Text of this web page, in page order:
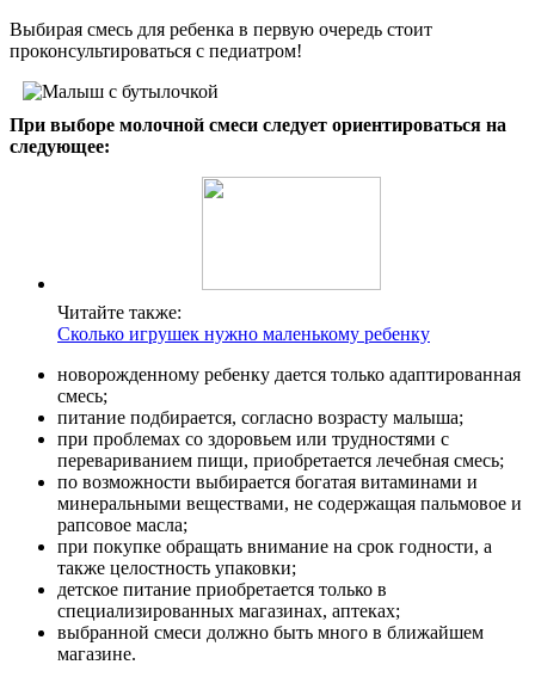
Выбирая смесь для ребенка в первую очередь стоит
проконсультироваться с педиатром!
При выборе молочной смеси следует ориентироваться на
следующее:
Читайте также:
Сколько игрушек нужно маленькому ребенку
новорожденному ребенку дается только адаптированная
смесь;
питание подбирается, согласно возрасту малыша;
при проблемах со здоровьем или трудностями с
перевариванием пищи, приобретается лечебная смесь;
по возможности выбирается богатая витаминами и
минеральными веществами, не содержащая пальмовое и
рапсовое масла;
при покупке обращать внимание на срок годности, а
также целостность упаковки;
детское питание приобретается только в
специализированных магазинах, аптеках;
выбранной смеси должно быть много в ближайшем
магазине.